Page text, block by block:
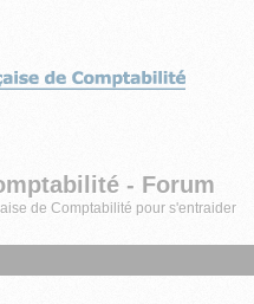
- Forum
de Comptabilité pour s'entraider